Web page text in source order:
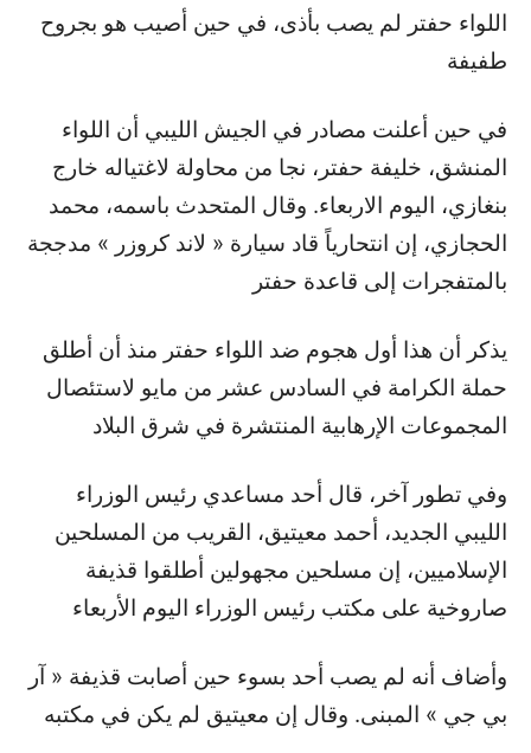
اللواء حفتر لم يصب بأذى، في حين أصيب هو بجروح
طفيفة
في حين أعلنت مصادر في الجيش الليبي أن اللواء
المنشق، خليفة حفتر، نجا من محاولة لاغتياله خارج
بنغازي، اليوم الاربعاء. وقال المتحدث باسمه، محمد
الحجازي، إن انتحارياً قاد سيارة « لاند كروزر » مدججة
بالمتفجرات إلى قاعدة حفتر
يذكر أن هذا أول هجوم ضد اللواء حفتر منذ أن أطلق
حملة الكرامة في السادس عشر من مايو لاستئصال
المجموعات الإرهابية المنتشرة في شرق البلاد
وفي تطور آخر، قال أحد مساعدي رئيس الوزراء
الليبي الجديد، أحمد معيتيق، القريب من المسلحين
الإسلاميين، إن مسلحين مجهولين أطلقوا قذيفة
صاروخية على مكتب رئيس الوزراء اليوم الأربعاء
وأضاف أنه لم يصب أحد بسوء حين أصابت قذيفة « آر
بي جي » المبنى. وقال إن معيتيق لم يكن في مكتبه